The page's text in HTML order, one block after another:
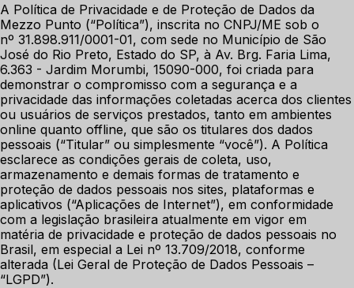
A Política de Privacidade e de Proteção de Dados da
Mezzo Punto (“Política”), inscrita no CNPJ/ME sob o
nº 31.898.911/0001-01, com sede no Município de São
José do Rio Preto, Estado do SP, à Av. Brg. Faria Lima,
6.363 - Jardim Morumbi, 15090-000, foi criada para
demonstrar o compromisso com a segurança e a
privacidade das informações coletadas acerca dos clientes
ou usuários de serviços prestados, tanto em ambientes
online quanto offline, que são os titulares dos dados
pessoais (“Titular” ou simplesmente “você”). A Política
esclarece as condições gerais de coleta, uso,
armazenamento e demais formas de tratamento e
proteção de dados pessoais nos sites, plataformas e
aplicativos (“Aplicações de Internet”), em conformidade
com a legislação brasileira atualmente em vigor em
matéria de privacidade e proteção de dados pessoais no
Brasil, em especial a Lei nº 13.709/2018, conforme
alterada (Lei Geral de Proteção de Dados Pessoais –
“LGPD”).